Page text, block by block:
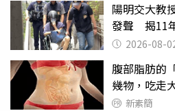
陽明交大教
發聲 揭11
2026-08-
腹部脂肪的
幾物，吃走
新素簡